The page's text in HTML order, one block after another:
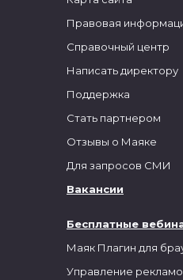
Бесплатные
Маяк Плагин для
Управление
Правовая
Справочный центр
Написать директору
Поддержка
Стать партнером
Отзывы о Маяке
Для запросов СМИ
Вакансии